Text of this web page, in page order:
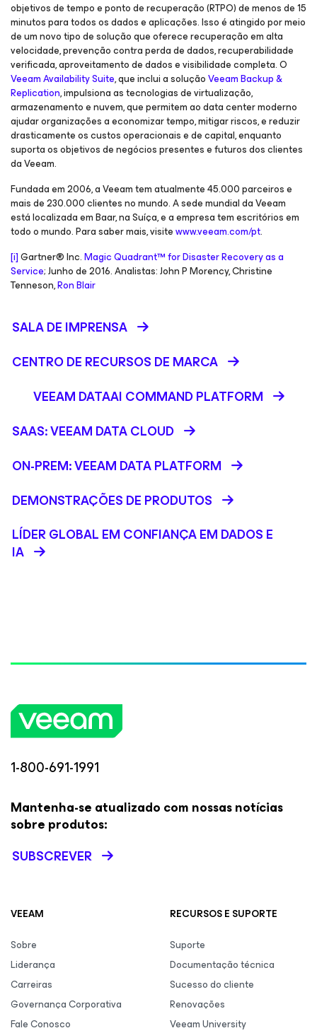
objetivos de tempo e ponto de recuperação (RTPO) de menos de 15
minutos para todos os dados e aplicações. Isso é atingido por meio
de um novo tipo de solução que oferece recuperação em alta
velocidade, prevenção contra perda de dados, recuperabilidade
verificada, aproveitamento de dados e visibilidade completa. O
Veeam Availability Suite, que inclui a soluçãoVeeam Backup &
Replication, impulsiona as tecnologias de virtualização,
armazenamento e nuvem, que permitem ao data center moderno
ajudar organizações a economizar tempo, mitigar riscos, e reduzir
drasticamente os custos operacionais e de capital, enquanto
suporta os objetivos de negócios presentes e futuros dos clientes
da Veeam.
Fundada em 2006, a Veeam tem atualmente 45.000 parceiros e
mais de 230.000 clientes no mundo. A sede mundial da Veeam
está localizada em Baar, na Suíça, e a empresa tem escritórios em
todo o mundo. Para saber mais, visitewww.veeam.com/pt.
[i]Gartner® Inc.Magic Quadrant™ for Disaster Recovery as a
Service; Junho de 2016. Analistas: John P Morency, Christine
Tenneson,Ron Blair
SALA DE IMPRENSA
CENTRO DE RECURSOS DE MARCA
VEEAM DATAAI COMMAND PLATFORM
SAAS: VEEAM DATA CLOUD
ON-PREM: VEEAM DATA PLATFORM
DEMONSTRAÇÕES DE PRODUTOS
LÍDER GLOBAL EM CONFIANÇA EM DADOS E
IA
1-800-691-1991
Mantenha-se atualizado com nossas notícias
sobre produtos:
SUBSCREVER
VEEAM
Sobre
Liderança
Carreiras
Governança Corporativa
Fale Conosco
RECURSOS E SUPORTE
Suporte
Documentação técnica
Sucesso do cliente
Renovações
Veeam University